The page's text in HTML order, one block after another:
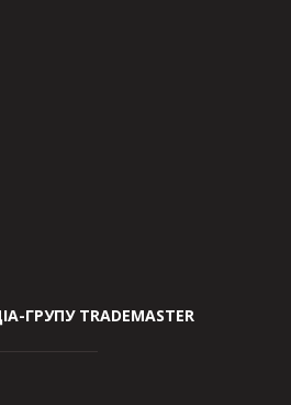
ГРУПУ TRADEMASTER